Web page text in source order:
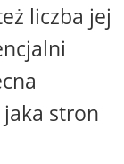
liczba jej
stron